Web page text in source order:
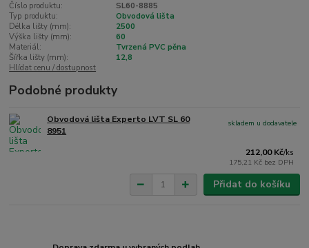
Číslo produktu:
SL60-8885
Typ produktu:
Obvodová lišta
Délka lišty (mm):
2500
Výška lišty (mm):
60
Materiál:
Tvrzená PVC pěna
Šířka lišty (mm):
12,8
Hlídat cenu / dostupnost
Podobné produkty
Obvodová lišta Experto LVT SL 60
8951
212,00 Kč/ks
175,21 Kč bez DPH
skladem u dodavatele
Přidat do košíku